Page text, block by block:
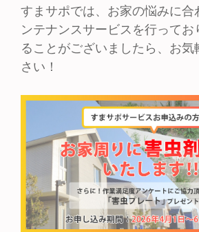
すまサポでは、お家の悩みに合
ンテナンスサービスを行ってお
ることがございましたら、お気
さい！